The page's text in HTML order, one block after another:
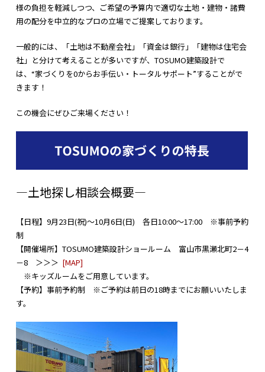
様の負担を軽減しつつ、ご希望の予算内で適切な土地・建物・諸費
用の配分を中立的なプロの立場でご提案しております。
一般的には、「土地は不動産会社」「資金は銀行」「建物は住宅会
社」と分けて考えることが多いですが、TOSUMO建築設計で
は、“家づくりを0からお手伝い・トータルサポート”することがで
きます！
この機会にぜひご来場ください！
―土地探し相談会概要―
【日程】9月23日(祝)～10月6日(日) 各日10:00～17:00 ※事前予約
制
【開催場所】TOSUMO建築設計ショールーム 富山市黒瀬北町2－4
－8 ＞＞＞ [MAP]
※キッズルームをご用意しています。
【予約】事前予約制 ※ご予約は前日の18時までにお願いいたしま
す。